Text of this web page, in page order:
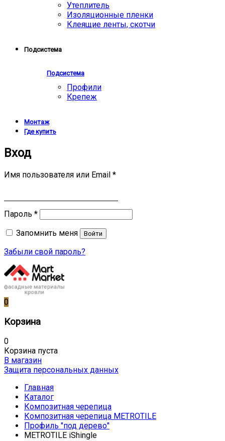
Утеплитель
Изоляционные пленки
Клеящие ленты, скотчи
Подсистема
Подсистема
Профили
Крепеж
Монтаж
Где купить
Вход
Имя пользователя или Email *
Пароль *
Запомнить меня
Войти
Забыли свой пароль?
0
Корзина
0
Корзина пуста
В магазин
Защита персональных данных
Главная
Каталог
Композитная черепица
Композитная черепица METROTILE
Профиль "под дерево"
METROTILE iShingle